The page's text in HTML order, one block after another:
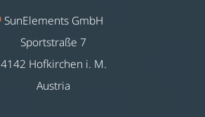
SunElements GmbH
Sportstraße 7
4142 Hofkirchen i. M.
Austria